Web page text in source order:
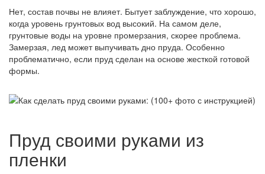
Нет, состав почвы не влияет. Бытует заблуждение, что хорошо,
когда уровень грунтовых вод высокий. На самом деле,
грунтовые воды на уровне промерзания, скорее проблема.
Замерзая, лед может выпучивать дно пруда. Особенно
проблематично, если пруд сделан на основе жесткой готовой
формы.
Пруд своими руками из
пленки